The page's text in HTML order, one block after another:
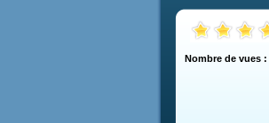
Nombre de vues :